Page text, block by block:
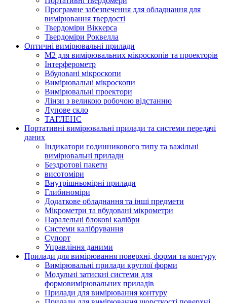
Програмне забезпечення для обладнання для
вимірювання твердості
Твердоміри Віккерса
Твердоміри Роквелла
Оптичні вимірювальні прилади
M2 для вимірювальних мікроскопів та проекторів
Інтерферометр
Вбудовані мікроскопи
Вимірювальні мікроскопи
Вимірювальні проектори
Лінзи з великою робочою відстанню
Лупове скло
ТАГЛЕНС
Портативні вимірювальні прилади та системи передачі
даних
Індикатори годинникового типу та важільні
вимірювальні прилади
Бездротові пакети
висотоміри
Внутрішньомірні прилади
Глибиноміри
Додаткове обладнання та інші предмети
Мікрометри та вбудовані мікрометри
Паралельні блокові калібри
Системи калібрування
Супорт
Управління даними
Прилади для вимірювання поверхні, форми та контуру
Вимірювальні прилади круглої форми
Модульні затискні системи для
формовимірювальних приладів
Прилади для вимірювання контуру